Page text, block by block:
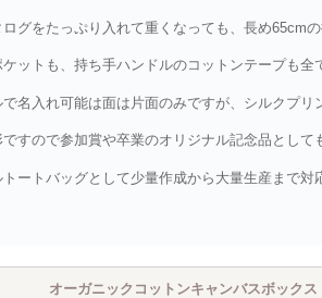
グをたっぷり入れて重くなっても、長め65cm
ットも、持ち手ハンドルのコットンテープも全
名入れ可能は面は片面のみですが、シルクプリ
すので参加賞や卒業のオリジナル記念品として
ートバッグとして少量作成から大量生産まで対
オーガニックコットンキャンバスボック